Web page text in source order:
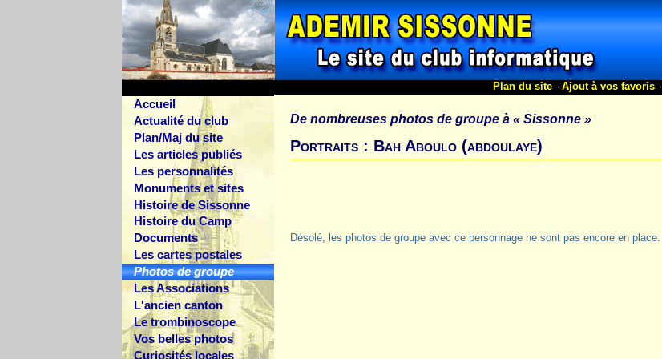
Accueil
Actualité du club
Plan/Maj du site
Les articles publiés
Les personnalités
Monuments et sites
Histoire de Sissonne
Histoire du Camp
Documents
Les cartes postales
Photos de groupe
Les Associations
L'ancien canton
Le trombinoscope
Vos belles photos
Curiosités locales
Plan du site- Ajout à vos favoris-
De nombreuses photos de groupe à « Sissonne »
Portraits : Bah Aboulo (abdoulaye)
Désolé, les photos de groupe avec ce personnage ne sont pas encore en place.